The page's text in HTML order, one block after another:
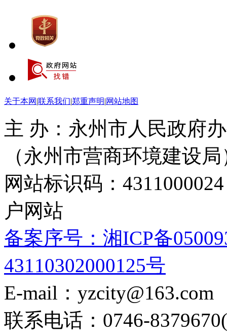
关于本网 |联系我们|郑重声明|网站地图
主 办：永州市人民政府
（永州市营商环境建设局
网站标识码：
户网站
备案序号：湘ICP备
43110302000125号
E-mail：yzcity@163.com
联系电话：0746-